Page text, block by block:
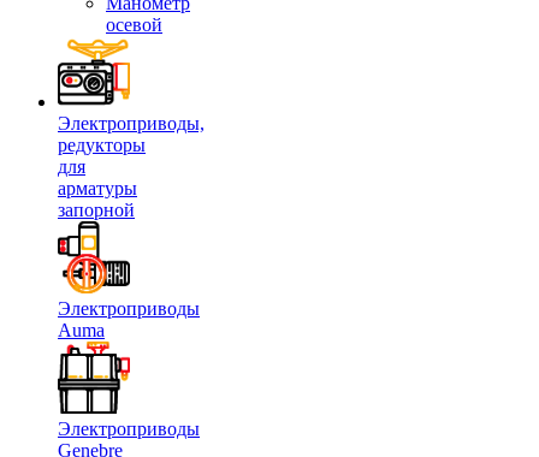
осевой
Электроприводы,
редукторы
для
арматуры
запорной
Электроприводы
Auma
Электроприводы
Genebre